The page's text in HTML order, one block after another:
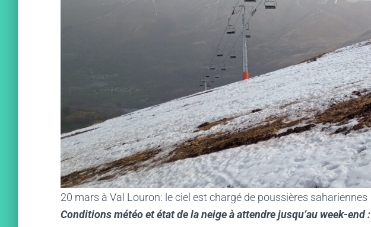
20 mars à Val Louron: le ciel est chargé de poussières sahariennes
Conditions météo et état de la neige à attendre jusqu’au week-end :